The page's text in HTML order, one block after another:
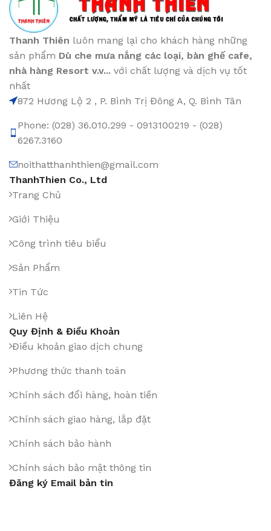
Thanh Thiên luôn mang lại cho khách hàng những
sản phẩm Dù che mưa nắng các loại, bàn ghế cafe,
nhà hàng Resort v.v... với chất lượng và dịch vụ tốt
nhất
872 Hương Lộ 2 , P. Bình Trị Đông A, Q. Bình Tân
Phone: (028) 36.010.299 - 0913100219 - (028)
6267.3160
noithatthanhthien@gmail.com
ThanhThien Co., Ltd
Trang Chủ
Giới Thiệu
Công trình tiêu biểu
Sản Phẩm
Tin Tức
Liên Hệ
Quy Định & Điều Khoản
Điều khoản giao dịch chung
Phương thức thanh toán
Chính sách đổi hàng, hoàn tiền
Chính sách giao hàng, lắp đặt
Chính sách bảo hành
Chính sách bảo mật thông tin
Đăng ký Email bản tin